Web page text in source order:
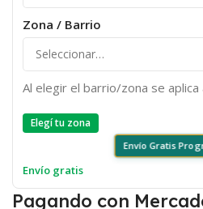
Zona / Barrio
Al elegir el barrio/zona se
Elegí tu zona
Envío Gratis
Envío gratis
Pagando con